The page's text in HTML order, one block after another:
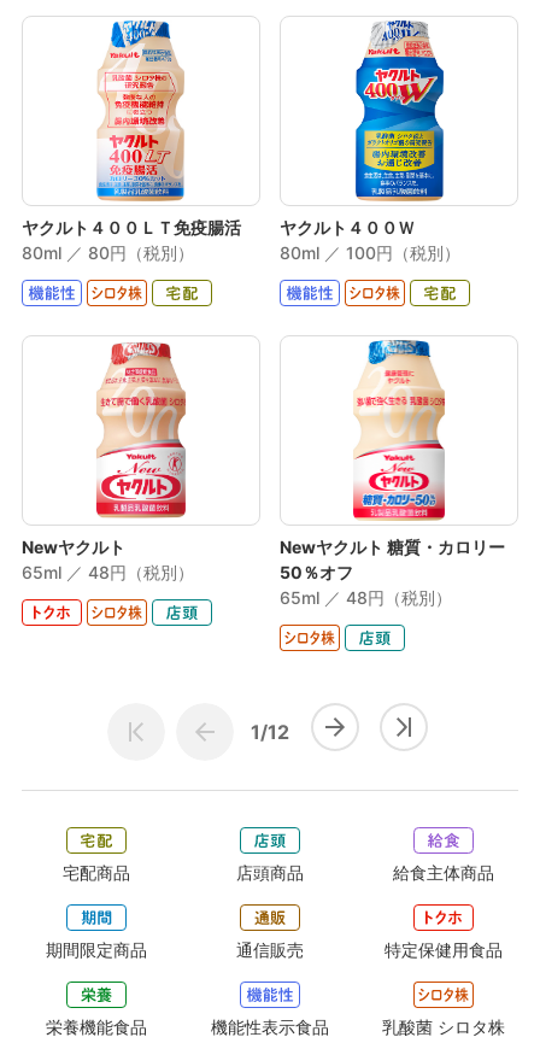
ヤクルト４００ＬＴ免疫腸活
80ml ／ 80円（税別）
ヤクルト４００Ｗ
80ml ／ 100円（税別）
Newヤクルト
65ml ／ 48円（税別）
Newヤクルト 糖質・カロリー
50％オフ
65ml ／ 48円（税別）
1/12
宅配商品 店頭商品 給食主体商品
期間限定商品 通信販売 特定保健用食品
栄養機能食品 機能性表示食品 乳酸菌 シロタ株